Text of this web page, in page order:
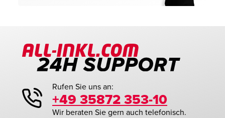
Rufen Sie uns an:
+49 35872 353-10
Wir beraten Sie gern auch telefonisch.